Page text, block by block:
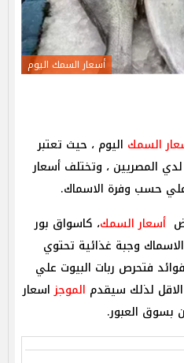
أسعار السمك اليوم
السمك اليوم ، حيث تعتبر
المصريين ، وتختلف أسعار
حسب وفرة الاسماك.
أسعار السمك، كاسواق بور
وجبة غذائية تحتوي
فتحرص ربات البيوت علي
لذلك سيقدم الموجزاسعار